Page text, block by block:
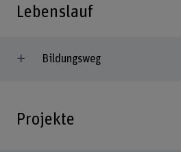
Lebenslauf
Bildungsweg
Projekte